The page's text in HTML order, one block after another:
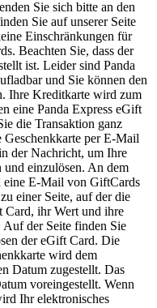
Sie sich bitte an den
Sie auf unserer Seite
Einschränkungen für
Beachten Sie, dass der
ist. Leider sind Panda
und Sie können den
Ihre Kreditkarte wird zum
eine Panda Express eGift
die Transaktion ganz
Geschenkkarte per E-Mail
der Nachricht, um Ihre
und einzulösen. An dem
E-Mail von GiftCards
einer Seite, auf der die
Card, ihr Wert und ihre
der Seite finden Sie
der eGift Card. Die
wird dem
Datum zugestellt. Das
voreingestellt. Wenn
Ihr elektronisches